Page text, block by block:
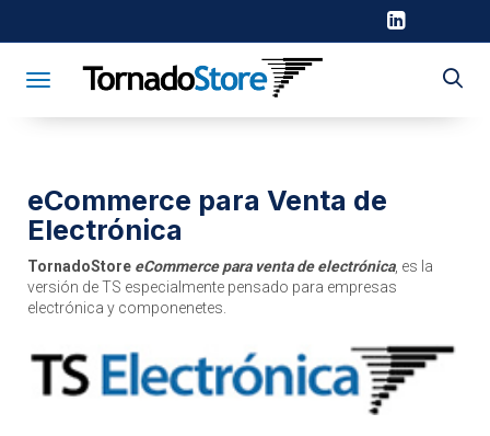
Toggle navigation
eCommerce para Venta de
Electrónica
TornadoStore eCommerce para venta de electrónica, es la
versión de TS especialmente pensado para empresas
electrónica y componenetes.